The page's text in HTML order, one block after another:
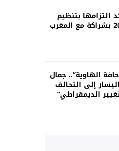
التزامها بتنظيم
مونديال 2030 بشراكة مع المغرب
الهاوية”.. جمال
إلى التحالف
الديمقراطي”